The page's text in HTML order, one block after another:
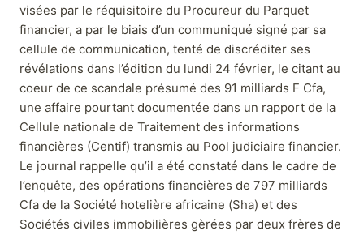
visées par le réquisitoire du Procureur du Parquet
financier, a par le biais d’un communiqué signé par sa
cellule de communication, tenté de discréditer ses
révélations dans l’édition du lundi 24 février, le citant au
coeur de ce scandale présumé des 91 milliards F Cfa,
une affaire pourtant documentée dans un rapport de la
Cellule nationale de Traitement des informations
financières (Centif) transmis au Pool judiciaire financier.
Le journal rappelle qu’il a été constaté dans le cadre de
l’enquête, des opérations financières de 797 milliards
Cfa de la Société hotelière africaine (Sha) et des
Sociétés civiles immobilières gèrées par deux frères de